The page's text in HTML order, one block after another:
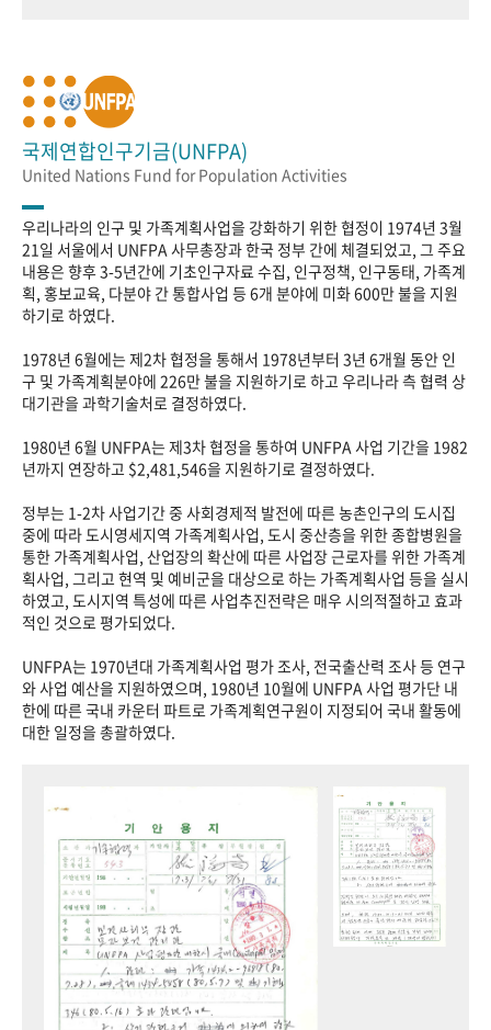
국제연합인구기금(UNFPA)
United Nations Fund for Population Activities
우리나라의 인구 및 가족계획사업을 강화하기 위한 협정이 1974년 3월
21일 서울에서 UNFPA 사무총장과 한국 정부 간에 체결되었고, 그 주요
내용은 향후 3-5년간에 기초인구자료 수집, 인구정책, 인구동태, 가족계
획, 홍보교육, 다분야 간 통합사업 등 6개 분야에 미화 600만 불을 지원
하기로 하였다.
1978년 6월에는 제2차 협정을 통해서 1978년부터 3년 6개월 동안 인
구 및 가족계획분야에 226만 불을 지원하기로 하고 우리나라 측 협력 상
대기관을 과학기술처로 결정하였다.
1980년 6월 UNFPA는 제3차 협정을 통하여 UNFPA 사업 기간을 1982
년까지 연장하고 $2,481,546을 지원하기로 결정하였다.
정부는 1-2차 사업기간 중 사회경제적 발전에 따른 농촌인구의 도시집
중에 따라 도시영세지역 가족계획사업, 도시 중산층을 위한 종합병원을
통한 가족계획사업, 산업장의 확산에 따른 사업장 근로자를 위한 가족계
획사업, 그리고 현역 및 예비군을 대상으로 하는 가족계획사업 등을 실시
하였고, 도시지역 특성에 따른 사업추진전략은 매우 시의적절하고 효과
적인 것으로 평가되었다.
UNFPA는 1970년대 가족계획사업 평가 조사, 전국출산력 조사 등 연구
와 사업 예산을 지원하였으며, 1980년 10월에 UNFPA 사업 평가단 내
한에 따른 국내 카운터 파트로 가족계획연구원이 지정되어 국내 활동에
대한 일정을 총괄하였다.